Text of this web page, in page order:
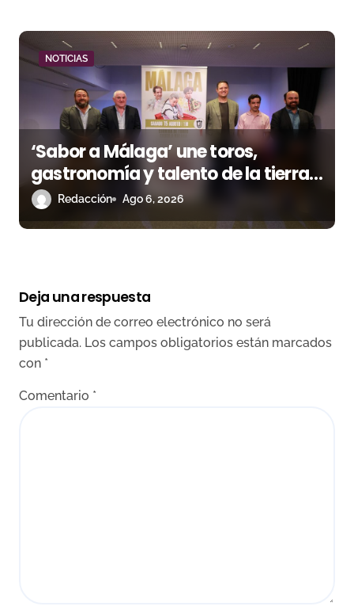
NOTICIAS
‘Sabor a Málaga’ une toros,
gastronomía y talento de la tierra
en La Malagueta
Redacción Ago 6, 2026
Deja una respuesta
Tu dirección de correo electrónico no será
publicada. Los campos obligatorios están marcados
con *
Comentario *